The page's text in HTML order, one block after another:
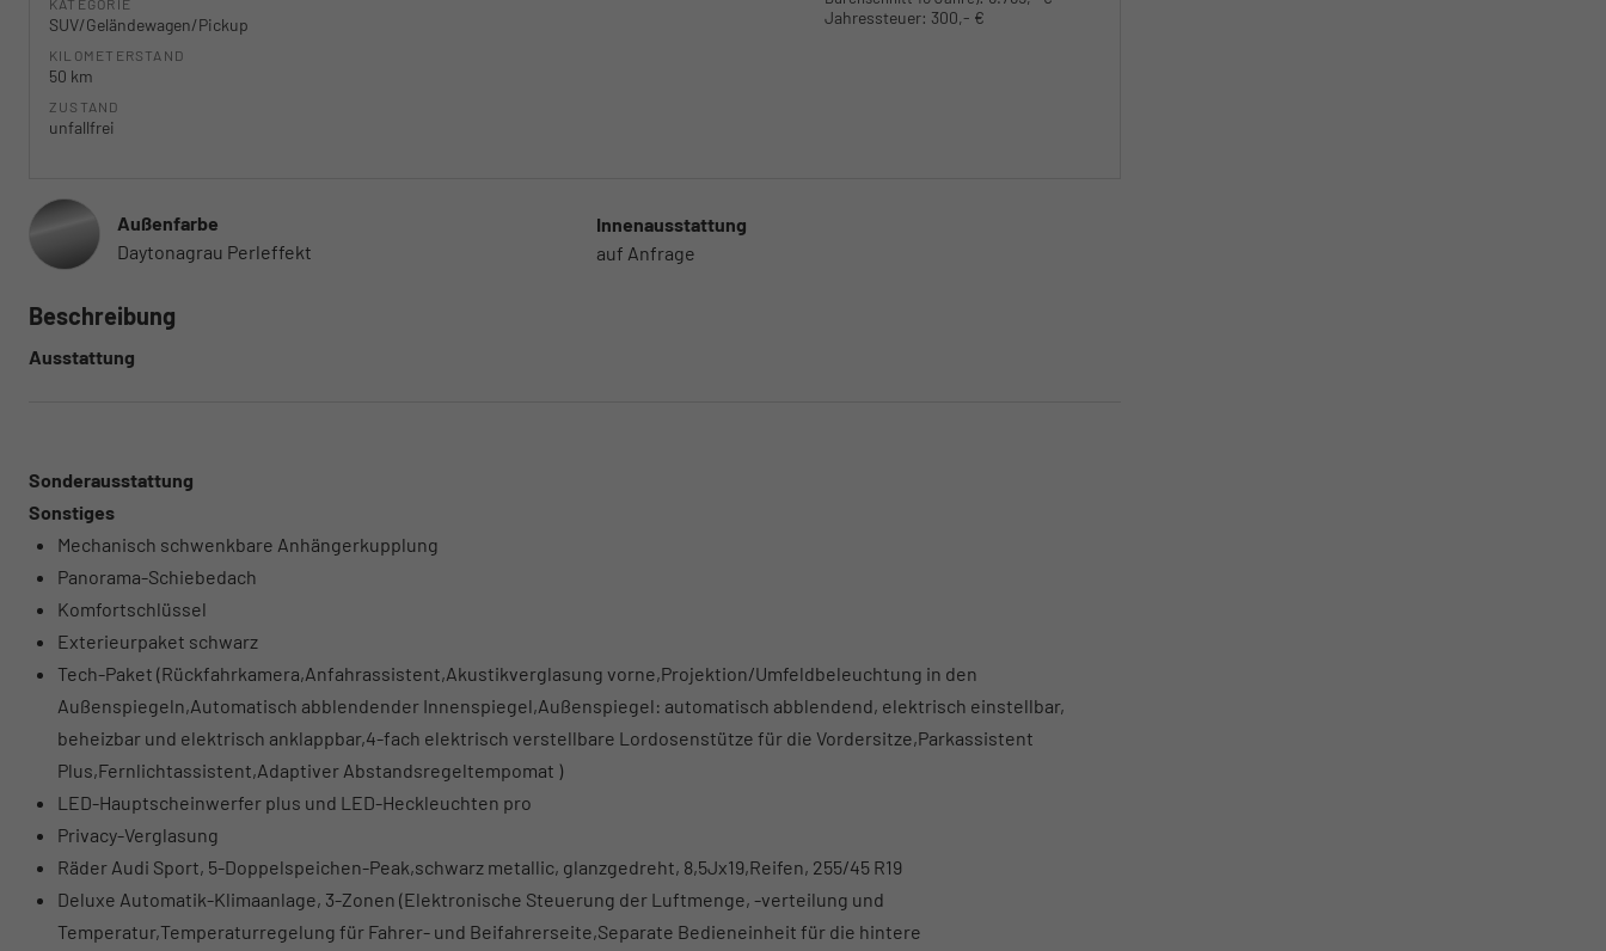
KATEGORIE
SUV/Geländewagen/Pickup
KILOMETERSTAND
50 km
ZUSTAND
unfallfrei
Jahressteuer: 300,- €
Außenfarbe
Daytonagrau Perleffekt
Innenausstattung
auf Anfrage
Beschreibung
Ausstattung
Sonderausstattung
Sonstiges
Mechanisch schwenkbare Anhängerkupplung
Panorama-Schiebedach
Komfortschlüssel
Exterieurpaket schwarz
Tech-Paket (Rückfahrkamera,Anfahrassistent,Akustikverglasung vorne,Projektion/Umfeldbeleuchtung in den
Außenspiegeln,Automatisch abblendender Innenspiegel,Außenspiegel: automatisch abblendend, elektrisch einstellbar,
beheizbar und elektrisch anklappbar,4-fach elektrisch verstellbare Lordosenstütze für die Vordersitze,Parkassistent
Plus,Fernlichtassistent,Adaptiver Abstandsregeltempomat )
LED-Hauptscheinwerfer plus und LED-Heckleuchten pro
Privacy-Verglasung
Räder Audi Sport, 5-Doppelspeichen-Peak,schwarz metallic, glanzgedreht, 8,5Jx19,Reifen, 255/45 R19
Deluxe Automatik-Klimaanlage, 3-Zonen (Elektronische Steuerung der Luftmenge, -verteilung und
Temperatur,Temperaturregelung für Fahrer- und Beifahrerseite,Separate Bedieneinheit für die hintere